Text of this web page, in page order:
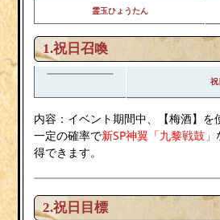
霊玉ひょうたん
1.祝日召喚
内容：イベント期間中、【梅酒】を
一定の確率で新SP神翼「九黎戦鼓」
得できます。
2.祝日目標